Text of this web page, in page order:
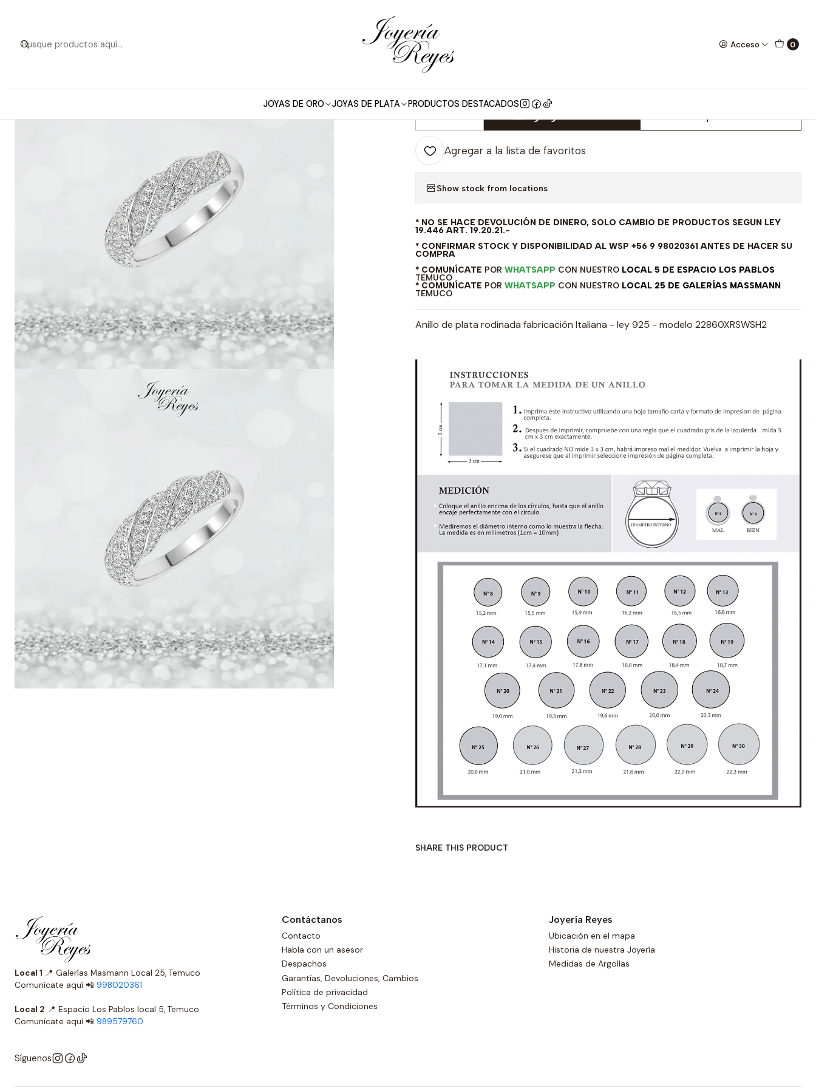
Acceso 0
JOYAS DE ORO JOYAS DE PLATA PRODUCTOS DESTACADOS
|
Anillo de plata rodinada fabricación Italiana
- ley 925 - modelo SL31247A1
Cantidad
Agregar a la lista de favoritos
Show stock from locations
* NO SE HACE DEVOLUCIÓN DE DINERO, SOLO CAMBIO DE PRODUCTOS SEGUN LEY
19.446 ART. 19.20.21.-
* CONFIRMAR STOCK Y DISPONIBILIDAD AL WSP +56 9 98020361 ANTES DE HACER SU
COMPRA
* COMUNÍCATE POR WHATSAPP CON NUESTRO LOCAL 5 DE ESPACIO LOS PABLOS
TEMUCO
* COMUNÍCATE POR WHATSAPP CON NUESTRO LOCAL 25 DE GALERÍAS MASSMANN
TEMUCO
Anillo de plata rodinada fabricación Italiana - ley 925 - modelo 22860XRSWSH2
SHARE THIS PRODUCT
Local 1 📍 Galerías Masmann Local 25, Temuco
Comunícate aquí 📲 998020361
Local 2 📍 Espacio Los Pablos local 5, Temuco
Comunícate aquí 📲 989579760
Síguenos
Contáctanos
Contacto
Habla con un asesor
Despachos
Garantías, Devoluciones, Cambios
Política de privacidad
Términos y Condiciones
Joyería Reyes
Ubicación en el mapa
Historia de nuestra Joyería
Medidas de Argollas